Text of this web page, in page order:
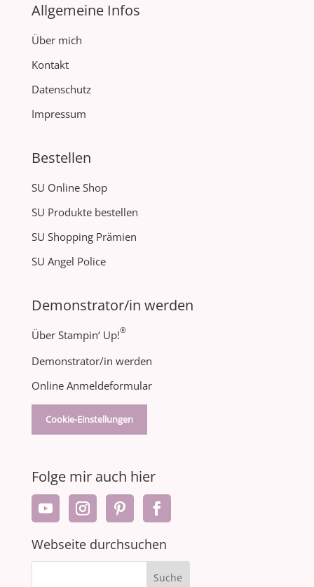
Allgemeine Infos
Über mich
Kontakt
Datenschutz
Impressum
Bestellen
SU Online Shop
SU Produkte bestellen
SU Shopping Prämien
SU Angel Police
Demonstrator/in werden
Über Stampin‘ Up!®
Demonstrator/in werden
Online Anmeldeformular
Cookie-Einstellungen
Folge mir auch hier
Webseite durchsuchen